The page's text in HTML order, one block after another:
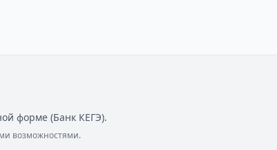
форме (Банк КЕГЭ).
возможностями.